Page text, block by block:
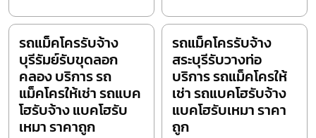
รถแม็คโครรับจ้าง
บุรีรัมย์รับขุดลอก
คลอง บริการ รถ
แม็คโครให้เช่า รถแบค
โฮรับจ้าง แบคโฮรับ
เหมา ราคาถูก
รถแม็คโครรับจ้าง
สระบุรีรับวางท่อ
บริการ รถแม็คโครให้
เช่า รถแบคโฮรับจ้าง
แบคโฮรับเหมา ราคา
ถูก